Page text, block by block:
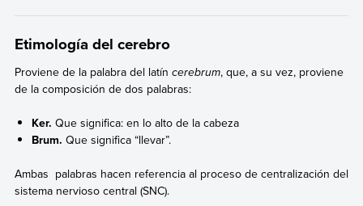
Etimología del cerebro
Proviene de la palabra del latín cerebrum, que, a su vez, proviene
de la composición de dos palabras:
Ker. Que significa: en lo alto de la cabeza
Brum. Que significa “llevar”.
Ambas palabras hacen referencia al proceso de centralización del
sistema nervioso central (SNC).